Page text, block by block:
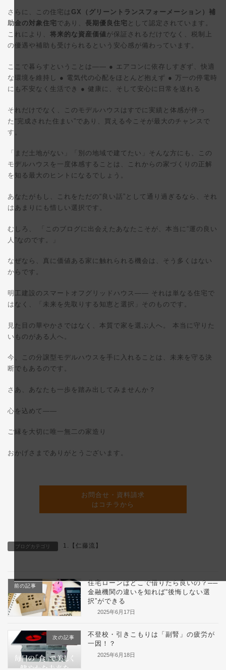
さらに、この住宅は GX（グリーントランスフォーメーション）補
助金の対象住宅であり、 長期優良住宅 として認定されています。
これにより、 将来的な資産価値が保証されるだけでなく、税制上
の優遇や補助も受けられるという安心感が備わっています。
ここで暮らすということは—— ● エアコンに依存しすぎず、快適
な環境を維持し ● 電気代の心配をほとんど抱えず ● 万一の停電時
にも不安なく生活でき ● 健康に、そして安心に日常を送れる
それだけでなく、このモデルハウスはすでに実績と体感が伴っ
た“完成された住まい”であり、買える今こそが最大のチャンスで
す。
「まだ土地がない」「別の地域で建てたい」そんな方にも、この
モデルハウスを一度体感することは、これからの家づくりの正解
を知る最大のヒントになるでしょう。
あなたがもし、これをただの“良い話”として通り過ぎるなら、それ
はあまりにも惜しい選択です。
むしろ、 「このブログに出会えたあなたこそが、本当に“運の良い
人”なのです。」
なぜなら、真に価値ある家に触れられる機会は、そう多くはない
からです。
明工建設のスマートオフグリッドハウス—— それは単なる住宅で
はなく、「未来を先取りする知恵と選択」そのものです。
見た目の華やかさではなく、本質で家を選ぶ人へ。 本当に守りた
いものがある人へ。
今、この分譲型モデルハウスを手に入れることは、未来を守る決
断でもあるのです。
さあ、あなたも一歩を踏み出してみませんか？
心を込めて——
ご縁を大切に唯一無二の家造り
おかげさまでありがとうございます。
お問合せ・資料請求
はコチラから
ブログカテゴリ 1.【仁藤流】
前の記事
住宅ローンはどこで借りたら良いの？──
金融機関の違いを知れば“後悔しない選
択”ができる
2025年6月17日
次の記事
不登校・引きこもりは「副腎」の疲労が
一因！？
2025年6月18日